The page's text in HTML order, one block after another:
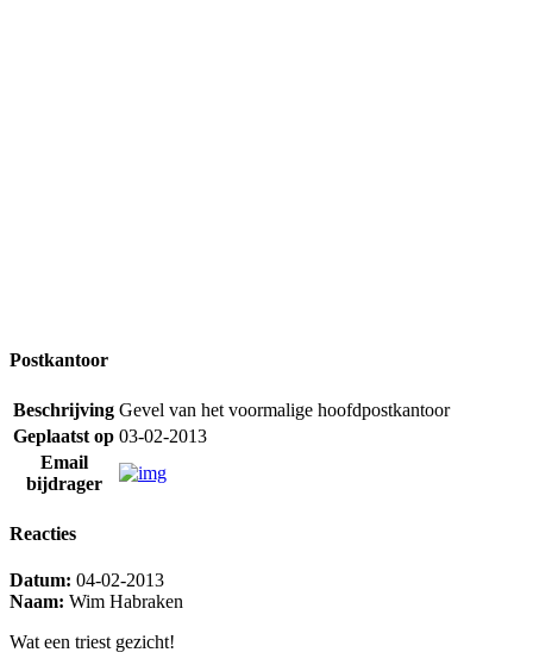
Postkantoor
Beschrijving Gevel van het voormalige hoofdpostkantoor
Geplaatst op 03-02-2013
Email
bijdrager
Reacties
Datum: 04-02-2013
Naam: Wim Habraken
Wat een triest gezicht!